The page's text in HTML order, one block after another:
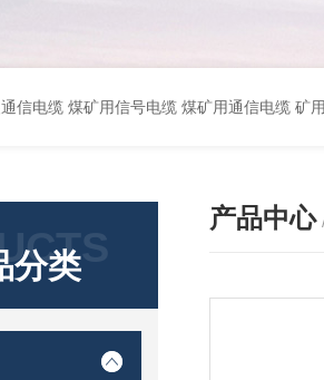
信电缆 矿用阻燃通信电缆 矿用监控电缆 矿用通信电缆 橡套软电缆YZ-3*1.5+1 YCW橡胶电缆3*10+1*6 船用橡套软电缆CEFR-3*2.5 煤矿用移动橡套软电缆MY3*4+1*4
分类
产品中心